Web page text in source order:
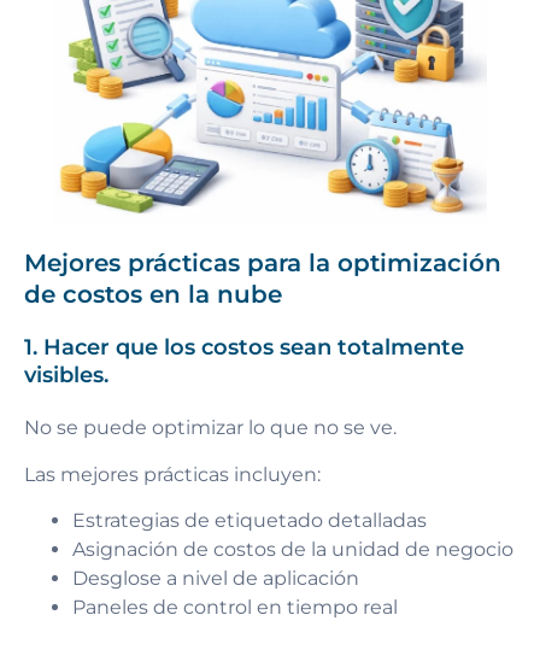
Mejores prácticas para la optimización
de costos en la nube
1. Hacer que los costos sean totalmente
visibles.
No se puede optimizar lo que no se ve.
Las mejores prácticas incluyen:
Estrategias de etiquetado detalladas
Asignación de costos de la unidad de negocio
Desglose a nivel de aplicación
Paneles de control en tiempo real